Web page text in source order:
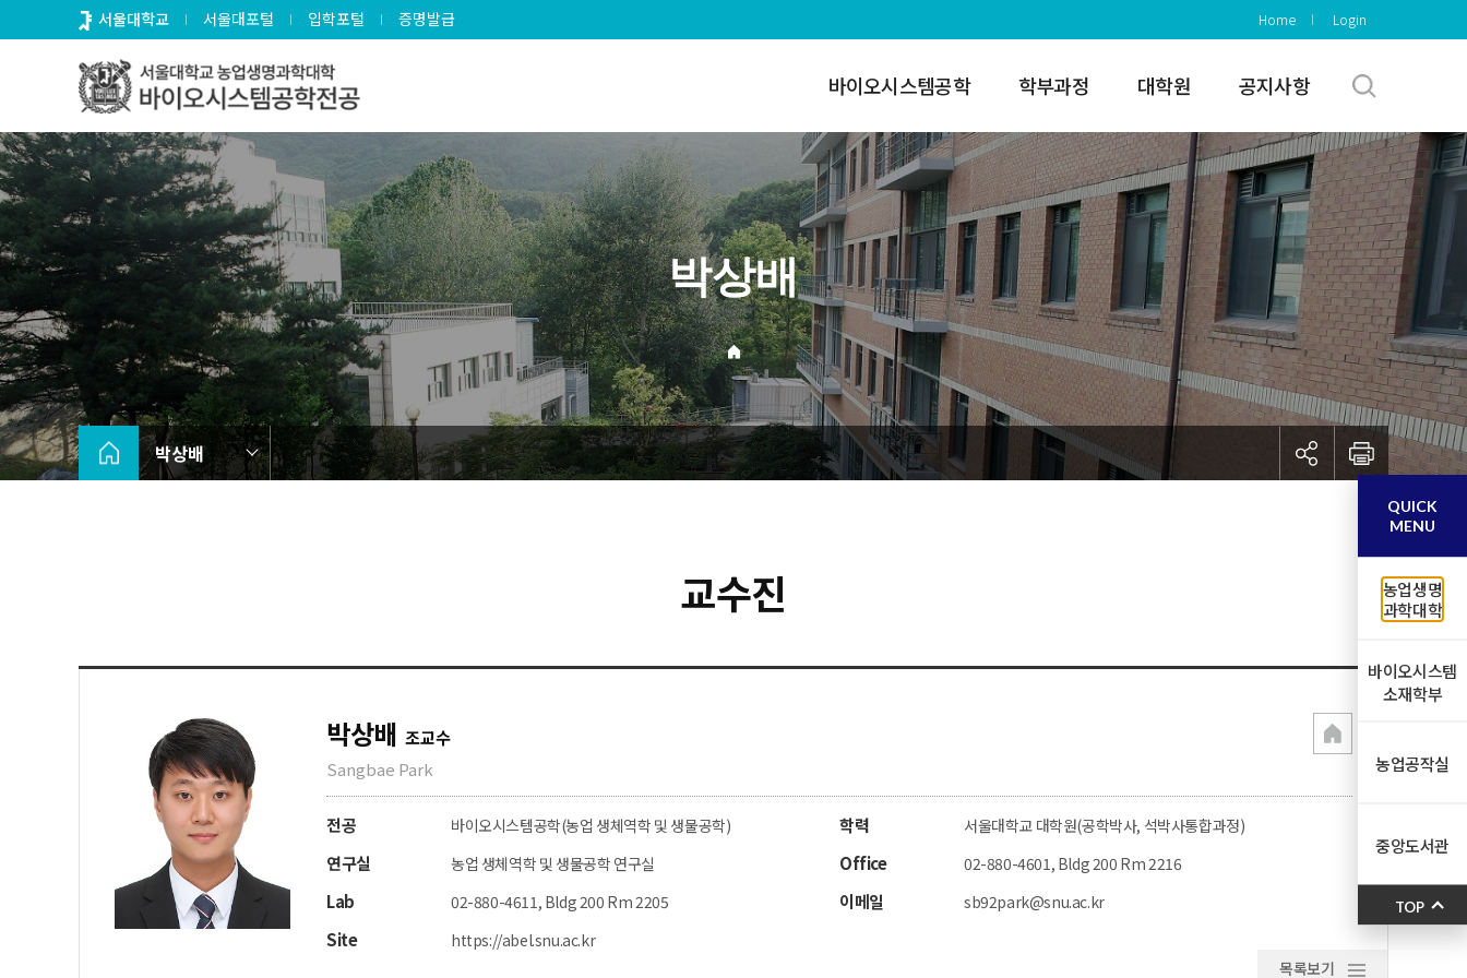
로
뉴
서울대학교 서울대포털 입학포털 증명발급 Home Login
바이오시스템공학 학부과정 대학원 공지사항
박상배
박상배
교수진
박상배 조교수
Sangbae Park
전공 바이오시스템공학(농업 생체역학 및 생물공학) 학력 서울대학교 대학원(공학박사, 석박사통합과정)
연구실 농업 생체역학 및 생물공학 연구실 Office 02-880-4601, Bldg 200 Rm 2216
Lab 02-880-4611, Bldg 200 Rm 2205 이메일 sb92park@snu.ac.kr
Site
https://abel.snu.ac.kr
목록보기
QUICK
MENU
농업생명
과학대학
바이오시스템
소재학부
농업공작실
중앙도서관
TOP